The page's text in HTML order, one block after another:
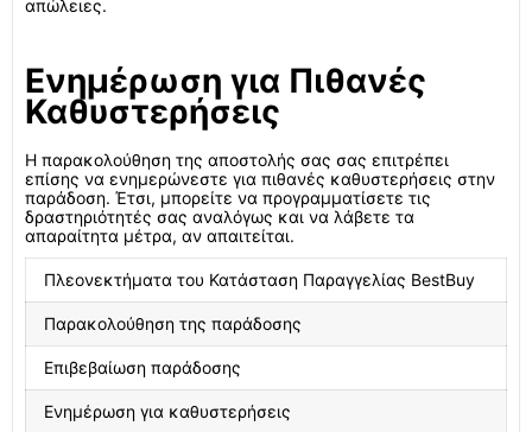
απώλειες.
Ενημέρωση για Πιθανές
Καθυστερήσεις
Η παρακολούθηση της αποστολής σας σας επιτρέπει
επίσης να ενημερώνεστε για πιθανές καθυστερήσεις στην
παράδοση. Έτσι, μπορείτε να προγραμματίσετε τις
δραστηριότητές σας αναλόγως και να λάβετε τα
απαραίτητα μέτρα, αν απαιτείται.
Πλεονεκτήματα του Κατάσταση Παραγγελίας BestBuy
Παρακολούθηση της παράδοσης
Επιβεβαίωση παράδοσης
Ενημέρωση για καθυστερήσεις